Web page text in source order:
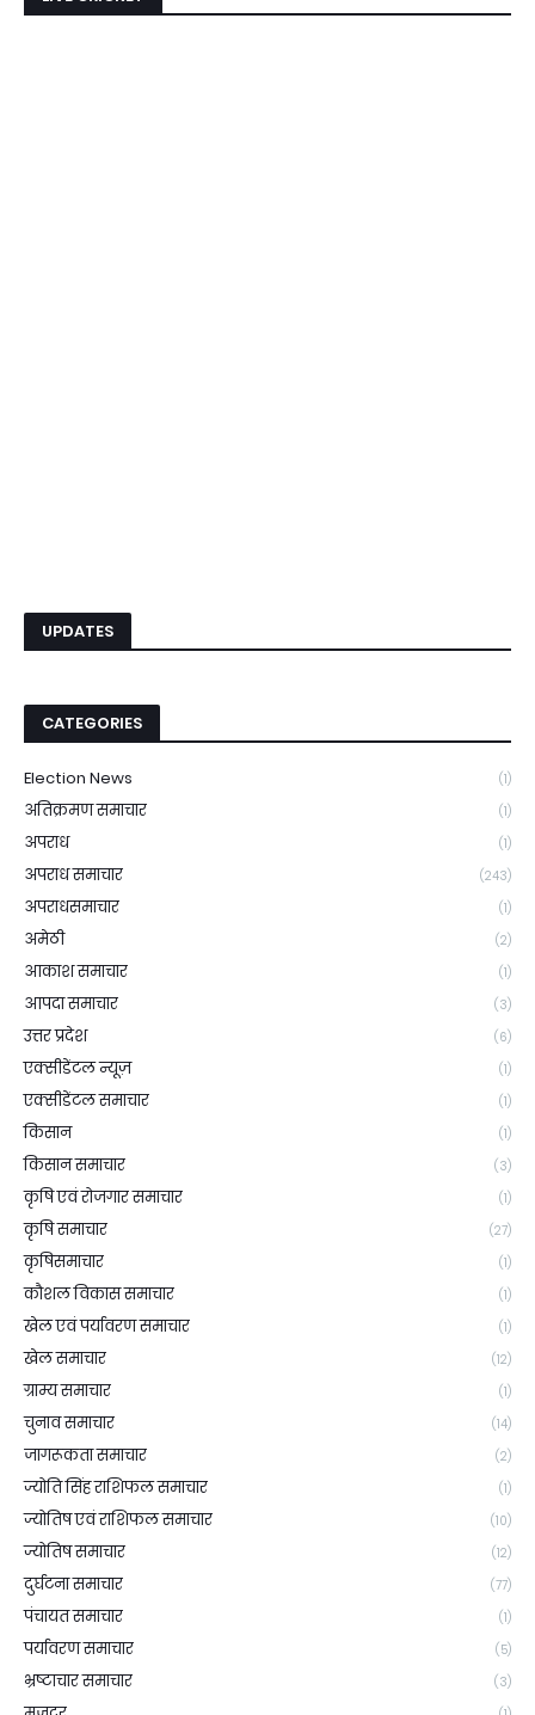
UPDATES
CATEGORIES
Election News (1)
अतिक्रमण समाचार (1)
अपराध (1)
अपराध समाचार (243)
अपराधसमाचार (1)
अमेठी (2)
आकाश समाचार (1)
आपदा समाचार (3)
उत्तर प्रदेश (6)
एक्सीडेंटल न्यूज़ (1)
एक्सीडेंटल समाचार (1)
किसान (1)
किसान समाचार (3)
कृषि एवं रोजगार समाचार (1)
कृषि समाचार (27)
कृषिसमाचार (1)
कौशल विकास समाचार (1)
खेल एवं पर्यावरण समाचार (1)
खेल समाचार (12)
ग्राम्य समाचार (1)
चुनाव समाचार (14)
जागरूकता समाचार (2)
ज्योति सिंह राशिफल समाचार (1)
ज्योतिष एवं राशिफल समाचार (10)
ज्योतिष समाचार (12)
दुर्घटना समाचार (77)
पंचायत समाचार (1)
पर्यावरण समाचार (5)
भ्रष्टाचार समाचार (3)